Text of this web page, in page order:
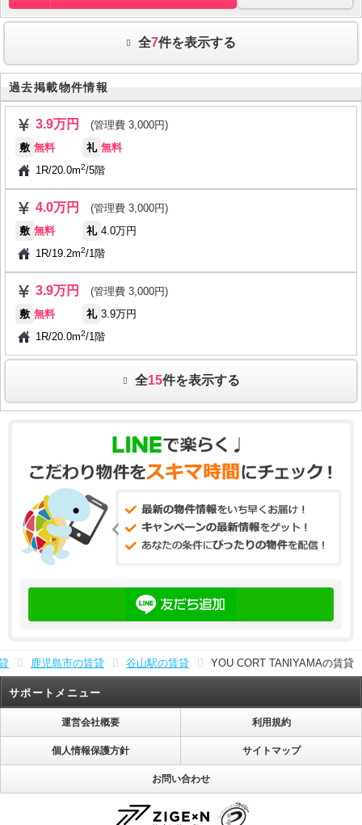
全7件を表示する
過去掲載物件情報
3.9万円
(管理費 3,000円)
敷 無料 礼 無料
1R/20.0m2/5階
4.0万円
(管理費 3,000円)
敷 無料 礼 4.0万円
1R/19.2m2/1階
3.9万円
(管理費 3,000円)
敷 無料 礼 3.9万円
1R/20.0m2/1階
全15件を表示する
鹿児島市の賃貸 谷山駅の賃貸 YOU CORT TANIYAMAの賃貸
サポートメニュー
運営会社概要 利用規約
個人情報保護方針 サイトマップ
お問い合わせ